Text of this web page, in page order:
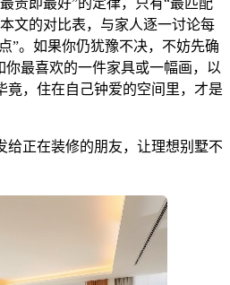
贵即最好”的定律，只有“最匹配
文的对比表，与家人逐一讨论每
”。如果你仍犹豫不决，不妨先确
最喜欢的一件家具或一幅画，以
竟，住在自己钟爱的空间里，才是
给正在装修的朋友，让理想别墅不